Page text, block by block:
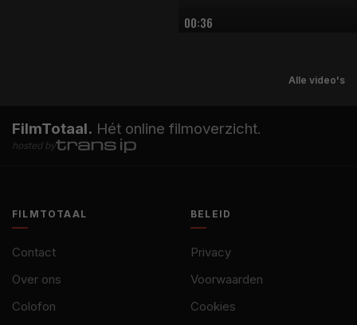
00:36
Alle video's
FilmTotaal. Hét online filmoverzicht.
hosted by
FILMTOTAAL
Contact
Over ons
Colofon
BELEID
Privacy
Voorwaarden
Cookies